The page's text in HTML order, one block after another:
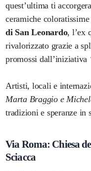
quest’ultima ti
ceramiche
di San Leonardo, l’ex
rivalorizzato grazie a
promossi dall’iniziativa
Artisti, locali e
Marta Braggio e
tradizioni e speranze in
Via Roma: Chiesa
Sciacca